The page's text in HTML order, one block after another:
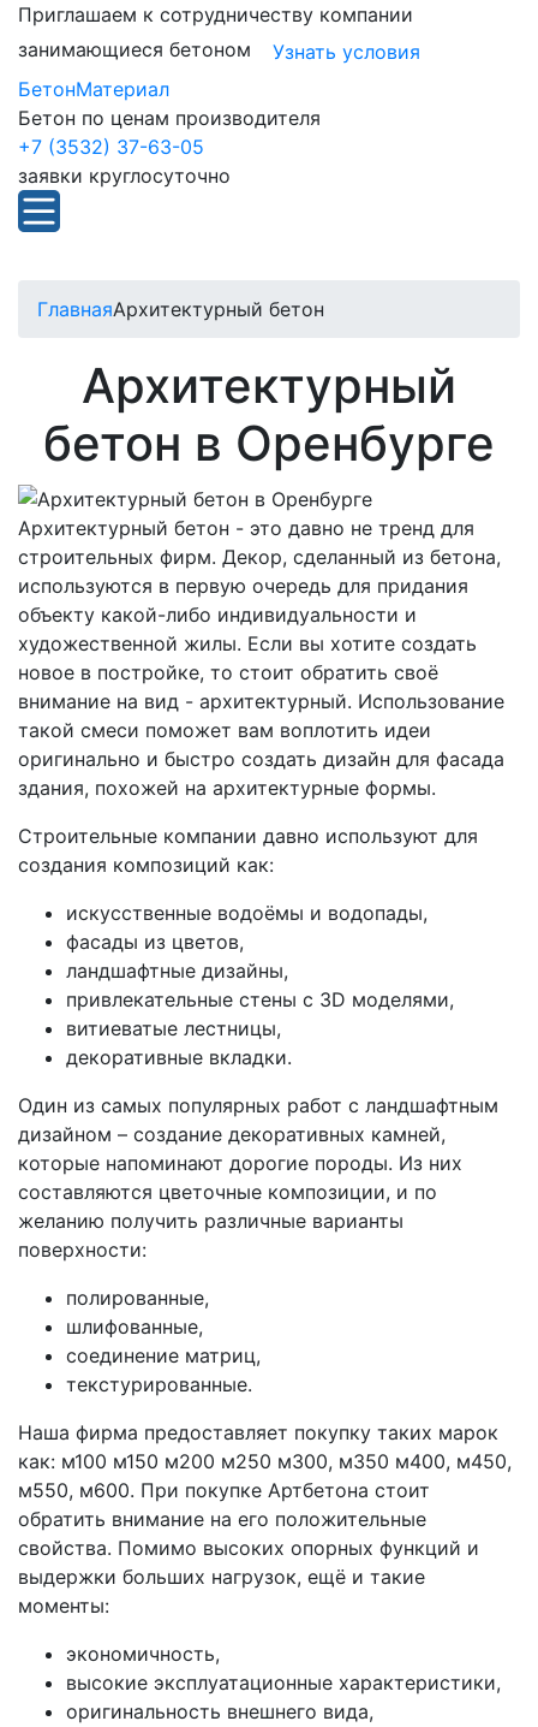
Приглашаем к сотрудничеству компании
занимающиеся бетоном
Узнать условия
БетонМатериал
Бетон по ценам производителя
+7 (3532) 37-63-05
заявки круглосуточно
ГлавнаяАрхитектурный бетон
Архитектурный
бетон в Оренбурге
Архитектурный бетон - это давно не тренд для
строительных фирм. Декор, сделанный из бетона,
используются в первую очередь для придания
объекту какой-либо индивидуальности и
художественной жилы. Если вы хотите создать
новое в постройке, то стоит обратить своё
внимание на вид - архитектурный. Использование
такой смеси поможет вам воплотить идеи
оригинально и быстро создать дизайн для фасада
здания, похожей на архитектурные формы.
Строительные компании давно используют для
создания композиций как:
искусственные водоёмы и водопады,
фасады из цветов,
ландшафтные дизайны,
привлекательные стены с 3D моделями,
витиеватые лестницы,
декоративные вкладки.
Один из самых популярных работ с ландшафтным
дизайном – создание декоративных камней,
которые напоминают дорогие породы. Из них
составляются цветочные композиции, и по
желанию получить различные варианты
поверхности:
полированные,
шлифованные,
соединение матриц,
текстурированные.
Наша фирма предоставляет покупку таких марок
как: м100 м150 м200 м250 м300, м350 м400, м450,
м550, м600. При покупке Артбетона стоит
обратить внимание на его положительные
свойства. Помимо высоких опорных функций и
выдержки больших нагрузок, ещё и такие
моменты:
экономичность,
высокие эксплуатационные характеристики,
оригинальность внешнего вида,